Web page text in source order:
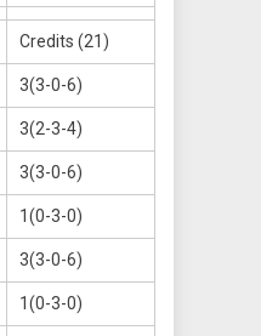
Credits (21)
3(3-0-6)
3(2-3-4)
3(3-0-6)
1(0-3-0)
3(3-0-6)
1(0-3-0)